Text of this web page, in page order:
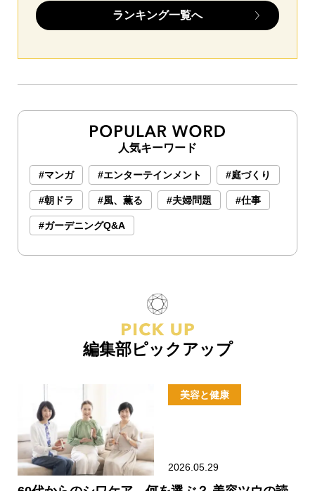
ランキング一覧へ
人気キーワード
#マンガ #エンターテインメント #庭づくり
#朝ドラ #風、薫る #夫婦問題 #仕事
#ガーデニングQ&A
編集部ピックアップ
美容と健康
2026.05.29